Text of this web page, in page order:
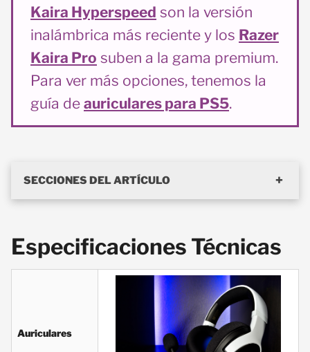
Kaira Hyperspeed son la versión
inalámbrica más reciente y los Razer
Kaira Pro suben a la gama premium.
Para ver más opciones, tenemos la
guía de auriculares para PS5.
SECCIONES DEL ARTÍCULO
Especificaciones Técnicas
Auriculares